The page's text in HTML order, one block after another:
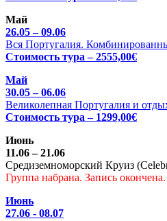
Май
26.05 – 09.06
Вся Португалия.
Стоимость тура – 2555,00€
Май
30.05 – 06.06
Великолепная Португалия и
Стоимость тура – 1299,00€
Июнь
11.06 – 21.06
Средиземноморский Круиз
Группа набрана. Запись
Июнь
27.06 - 08.07